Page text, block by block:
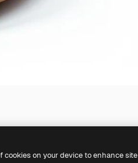
cookies on your device to enhance site